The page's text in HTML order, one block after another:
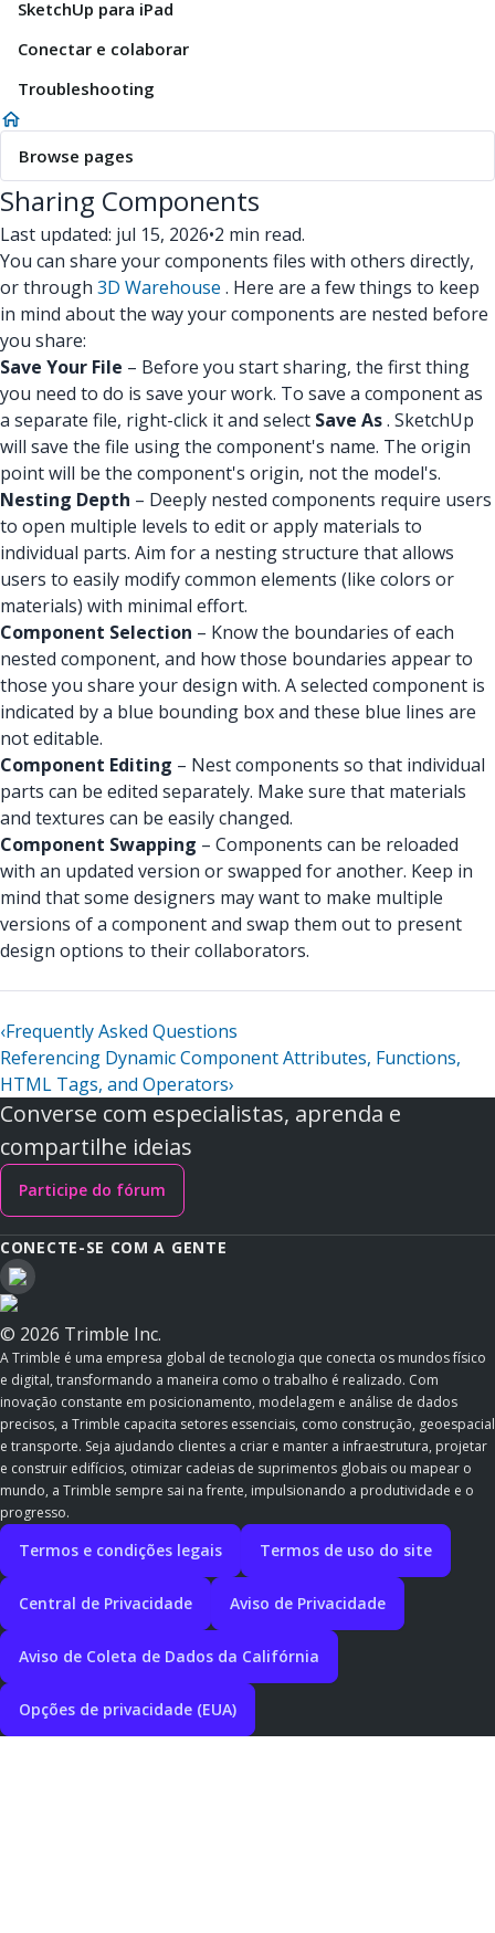
SketchUp para iPad
Conectar e colaborar
Troubleshooting
Browse pages
Sharing Components
Last updated: jul 15, 2026•2 min read.
You can share your components files with others directly,
or through 3D Warehouse . Here are a few things to keep
in mind about the way your components are nested before
you share:
Save Your File – Before you start sharing, the first thing
you need to do is save your work. To save a component as
a separate file, right-click it and select Save As. SketchUp
will save the file using the component's name. The origin
point will be the component's origin, not the model's.
Nesting Depth – Deeply nested components require users
to open multiple levels to edit or apply materials to
individual parts. Aim for a nesting structure that allows
users to easily modify common elements (like colors or
materials) with minimal effort.
Component Selection – Know the boundaries of each
nested component, and how those boundaries appear to
those you share your design with. A selected component is
indicated by a blue bounding box and these blue lines are
not editable.
Component Editing – Nest components so that individual
parts can be edited separately. Make sure that materials
and textures can be easily changed.
Component Swapping – Components can be reloaded
with an updated version or swapped for another. Keep in
mind that some designers may want to make multiple
versions of a component and swap them out to present
design options to their collaborators.
‹Frequently Asked Questions
Referencing Dynamic Component Attributes, Functions,
HTML Tags, and Operators›
Converse com especialistas, aprenda e
compartilhe ideias
Participe do fórum
CONECTE-SE COM A GENTE
© 2026 Trimble Inc.
A Trimble é uma empresa global de tecnologia que conecta os mundos físico
e digital, transformando a maneira como o trabalho é realizado. Com
inovação constante em posicionamento, modelagem e análise de dados
precisos, a Trimble capacita setores essenciais, como construção, geoespacial
e transporte. Seja ajudando clientes a criar e manter a infraestrutura, projetar
e construir edifícios, otimizar cadeias de suprimentos globais ou mapear o
mundo, a Trimble sempre sai na frente, impulsionando a produtividade e o
progresso.
Termos e condições legais Termos de uso do site
Central de Privacidade Aviso de Privacidade
Aviso de Coleta de Dados da Califórnia
Opções de privacidade (EUA)